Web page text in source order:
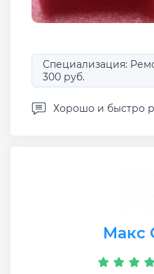
Специализация:
300 руб.
Хорошо и быстро
Макс